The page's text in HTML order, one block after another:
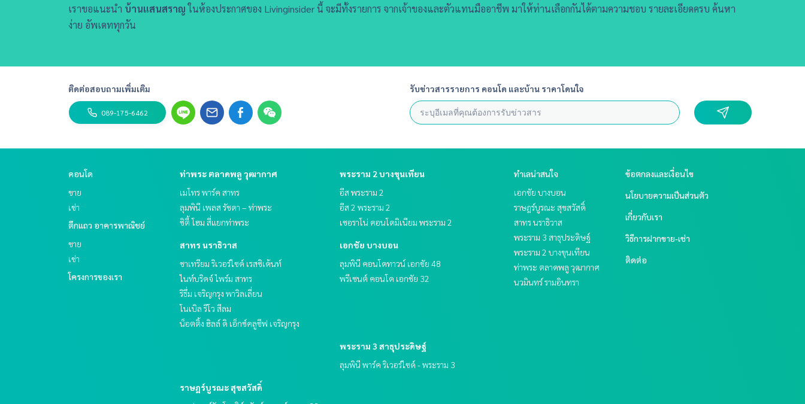
เราขอแนะนำ บ้านแสนสราญในห้องประกาศของ Livinginsider นี้ จะมีทั้งรายการ จากเจ้าของและตัวแทนมืออาชีพ มาให้ท่านเลือกกันได้ตามความชอบ รายละเอียดครบ ค้นหา
ง่าย อัพเดททุกวัน
ติดต่อสอบถามเพิ่มเติม
089-175-6462
รับข่าวสารรายการ คอนโด และบ้าน ราคาโดนใจ
คอนโด
ขาย
เช่า
ตึกแถว อาคารพาณิชย์
ขาย
เช่า
โครงการของเรา
ท่าพระ ตลาดพลู วุฒากาศ
เมโทร พาร์ค สาทร
ลุมพินี เพลส รัชดา – ท่าพระ
ซิตี้ โฮม สี่แยกท่าพระ
พระราม 2 บางขุนเทียน
อีส พระราม 2
อีส 2 พระราม 2
เซอราโน่ คอนโดมิเนียม พระราม 2
สาทร นราธิวาส
ชาเทรียม ริเวอร์ไซด์ เรสซิเด้นท์
ไนท์บริดจ์ ไพร์ม สาทร
ริธึ่ม เจริญกรุง พาวิลเลี่ยน
โนเบิล รีโว สีลม
น็อตติ้ง ฮิลล์ ดิ เอ็กซ์คลูซีฟ เจริญกรุง
เอกชัย บางบอน
ลุมพินี คอนโดทาวน์ เอกชัย 48
พรีเซนต์ คอนโด เอกชัย 32
พระราม 3 สาธุประดิษฐ์
ลุมพินี พาร์ค ริเวอร์ไซด์ - พระราม 3
ราษฎร์บูรณะ สุขสวัสดิ์
ทำเลน่าสนใจ
เอกชัย บางบอน
ราษฎร์บูรณะ สุขสวัสดิ์
สาทร นราธิวาส
พระราม 3 สาธุประดิษฐ์
พระราม 2 บางขุนเทียน
ท่าพระ ตลาดพลู วุฒากาศ
นวมินทร์ รามอินทรา
ข้อตกลงและเงื่อนไข
นโยบายความเป็นส่วนตัว
เกี่ยวกับเรา
วิธีการฝากขาย-เช่า
ติดต่อ